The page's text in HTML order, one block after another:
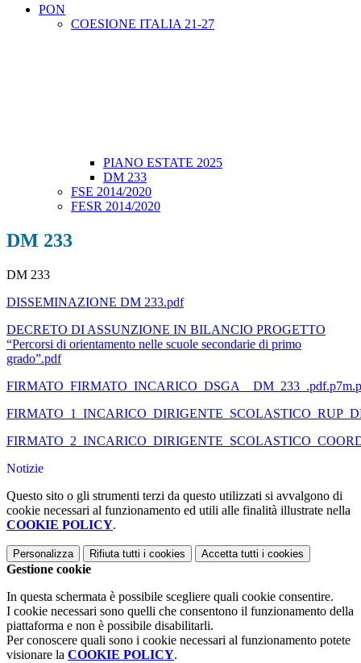
PON
COESIONE ITALIA 21-27
PIANO ESTATE 2025
DM 233
FSE 2014/2020
FESR 2014/2020
DM 233
DM 233
DISSEMINAZIONE DM 233.pdf
DECRETO DI ASSUNZIONE IN BILANCIO PROGETTO
“Percorsi di orientamento nelle scuole secondarie di primo
grado”.pdf
Notizie
Questo sito o gli strumenti terzi da questo utilizzati si avvalgono di
cookie necessari al funzionamento ed utili alle finalità illustrate nella
COOKIE POLICY.
Personalizza Rifiuta tutti i cookies Accetta tutti i cookies
Gestione cookie
In questa schermata è possibile scegliere quali cookie consentire.
I cookie necessari sono quelli che consentono il funzionamento della
piattaforma e non è possibile disabilitarli.
Per conoscere quali sono i cookie necessari al funzionamento potete
visionare la COOKIE POLICY.